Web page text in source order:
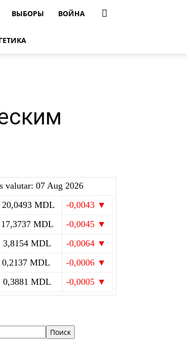
ВЫБОРЫ ВОЙНА
valutar: 07 Aug 2026
20,0493 MDL
-0,0043 ▼
MDL
-0,0045 ▼
3,8154 MDL
-0,0064 ▼
0,2137 MDL
-0,0006 ▼
0,3881 MDL -0,0005 ▼
Поиск